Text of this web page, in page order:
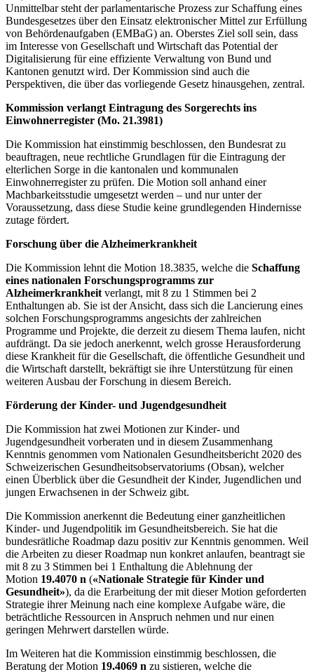
Unmittelbar steht der parlamentarische Prozess zur Schaffung eines
Bundesgesetzes über den Einsatz elektronischer Mittel zur Erfüllung
von Behördenaufgaben (EMBaG) an. Oberstes Ziel soll sein, dass
im Interesse von Gesellschaft und Wirtschaft das Potential der
Digitalisierung für eine effiziente Verwaltung von Bund und
Kantonen genutzt wird. Der Kommission sind auch die
Perspektiven, die über das vorliegende Gesetz hinausgehen, zentral.
Kommission verlangt Eintragung des Sorgerechts ins
Einwohnerregister (Mo. 21.3981)
Die Kommission hat einstimmig beschlossen, den Bundesrat zu
beauftragen, neue rechtliche Grundlagen für die Eintragung der
elterlichen Sorge in die kantonalen und kommunalen
Einwohnerregister zu prüfen. Die Motion soll anhand einer
Machbarkeitsstudie umgesetzt werden – und nur unter der
Voraussetzung, dass diese Studie keine grundlegenden Hindernisse
zutage fördert.
Forschung über die Alzheimerkrankheit
Die Kommission lehnt die Motion 18.3835, welche die Schaffung
eines nationalen Forschungsprogramms zur
Alzheimerkrankheit verlangt, mit 8 zu 1 Stimmen bei 2
Enthaltungen ab. Sie ist der Ansicht, dass sich die Lancierung eines
solchen Forschungsprogramms angesichts der zahlreichen
Programme und Projekte, die derzeit zu diesem Thema laufen, nicht
aufdrängt. Da sie jedoch anerkennt, welch grosse Herausforderung
diese Krankheit für die Gesellschaft, die öffentliche Gesundheit und
die Wirtschaft darstellt, bekräftigt sie ihre Unterstützung für einen
weiteren Ausbau der Forschung in diesem Bereich.
Förderung der Kinder- und Jugendgesundheit
Die Kommission hat zwei Motionen zur Kinder- und
Jugendgesundheit vorberaten und in diesem Zusammenhang
Kenntnis genommen vom Nationalen Gesundheitsbericht 2020 des
Schweizerischen Gesundheitsobservatoriums (Obsan), welcher
einen Überblick über die Gesundheit der Kinder, Jugendlichen und
jungen Erwachsenen in der Schweiz gibt.
Die Kommission anerkennt die Bedeutung einer ganzheitlichen
Kinder- und Jugendpolitik im Gesundheitsbereich. Sie hat die
bundesrätliche Roadmap dazu positiv zur Kenntnis genommen. Weil
die Arbeiten zu dieser Roadmap nun konkret anlaufen, beantragt sie
mit 8 zu 3 Stimmen bei 1 Enthaltung die Ablehnung der
Motion 19.4070 n («Nationale Strategie für Kinder und
Gesundheit»), da die Erarbeitung der mit dieser Motion geforderten
Strategie ihrer Meinung nach eine komplexe Aufgabe wäre, die
beträchtliche Ressourcen in Anspruch nehmen und nur einen
geringen Mehrwert darstellen würde.
Im Weiteren hat die Kommission einstimmig beschlossen, die
Beratung der Motion 19.4069 n zu sistieren, welche die